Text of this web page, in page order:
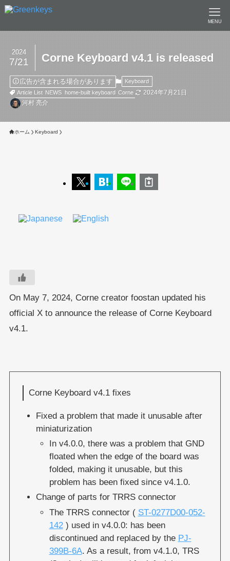
MENU
Corne Keyboard v4.1 is released
2024
7/21
広告が含まれる場合があります
Keyboard
Article List NEWS home-built keyboard Corne
2024年7月21日
河村 亮介
ホーム Keyboard
On May 7, 2024, Corne creator foostan updated his
official X to announce the release of Corne Keyboard
v4.1.
Corne Keyboard v4.1 fixes
Fixed a problem that made it unusable after
miniaturization
In v4.0.0, there was a problem that GND
floated when the edge of the board was
folded, making it unusable, but this
problem has been fixed since v4.1.0.
Change of parts for TRRS connector
The TRRS connector ( ST-0277D00-052-
142) used in v4.0.0: has been
discontinued and replaced by the PJ-
399B-6A. As a result, from v4.1.0, TRS